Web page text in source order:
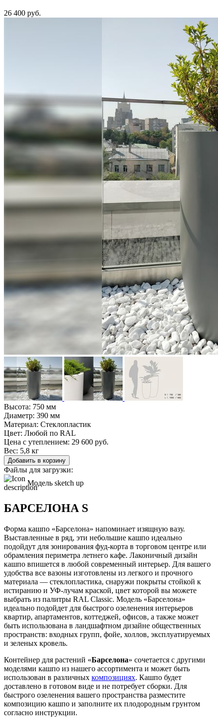
26 400 руб.
Высота: 750 мм
Диаметр: 390 мм
Материал: Стеклопластик
Цвет: Любой по RAL
Цена с утеплением: 29 600 руб.
Вес: 5,8 кг
Добавить в корзину
Файлы для загрузки:
Модель sketch up
БАРСЕЛОНА S
Форма кашпо «Барселона» напоминает изящную вазу.
Выставленные в ряд, эти небольшие кашпо идеально
подойдут для зонирования фуд-корта в торговом центре или
обрамления периметра летнего кафе. Лаконичный дизайн
кашпо впишется в любой современный интерьер. Для вашего
удобства все вазоны изготовлены из легкого и прочного
материала — стеклопластика, снаружи покрыты стойкой к
истиранию и УФ-лучам краской, цвет которой вы можете
выбрать из палитры RAL Classic. Модель «Барселона»
идеально подойдет для быстрого озеленения интерьеров
квартир, апартаментов, коттеджей, офисов, а также может
быть использована в ландшафтном дизайне общественных
пространств: входных групп, фойе, холлов, эксплуатируемых
и зеленых кровель.
Контейнер для растений «Барселона» сочетается с другими
моделями кашпо из нашего ассортимента и может быть
использован в различных композициях. Кашпо будет
доставлено в готовом виде и не потребует сборки. Для
быстрого озеленения вашего пространства разместите
композицию кашпо и заполните их плодородным грунтом
согласно инструкции.